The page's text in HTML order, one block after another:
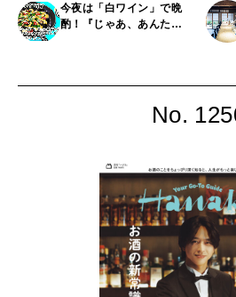
今夜は「白ワイン」で晩
酌！『じゃあ、あんたが
No.